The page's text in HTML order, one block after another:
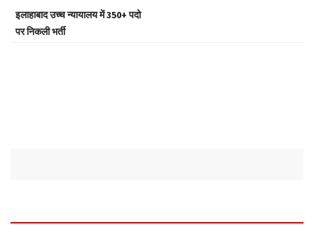
n
इलाहाबाद उच्च न्यायालय में 350+ पदो
पर निकली भर्ती